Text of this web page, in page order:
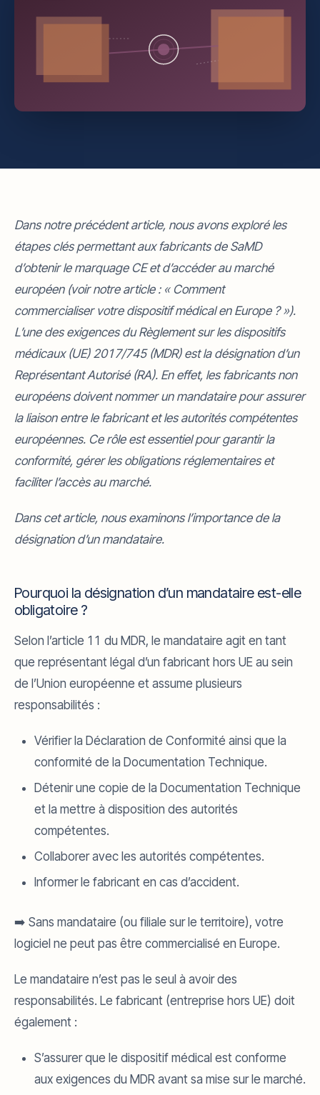
Dans notre précédent article, nous avons exploré les
étapes clés permettant aux fabricants de SaMD
d’obtenir le marquage CE et d’accéder au marché
européen (voir notre article : « Comment
commercialiser votre dispositif médical en Europe ? »).
L’une des exigences du Règlement sur les dispositifs
médicaux (UE) 2017/745 (MDR) est la désignation d’un
Représentant Autorisé (RA). En effet, les fabricants non
européens doivent nommer un mandataire pour assurer
la liaison entre le fabricant et les autorités compétentes
européennes. Ce rôle est essentiel pour garantir la
conformité, gérer les obligations réglementaires et
faciliter l’accès au marché.
Dans cet article, nous examinons l’importance de la
désignation d’un mandataire.
Pourquoi la désignation d’un mandataire est-elle
obligatoire ?
Selon l’article 11 du MDR, le mandataire agit en tant
que représentant légal d’un fabricant hors UE au sein
de l’Union européenne et assume plusieurs
responsabilités :
Vérifier la Déclaration de Conformité ainsi que la
conformité de la Documentation Technique.
Détenir une copie de la Documentation Technique
et la mettre à disposition des autorités
compétentes.
Collaborer avec les autorités compétentes.
Informer le fabricant en cas d’accident.
➡️ Sans mandataire (ou filiale sur le territoire), votre
logiciel ne peut pas être commercialisé en Europe.
Le mandataire n’est pas le seul à avoir des
responsabilités. Le fabricant (entreprise hors UE) doit
également :
S’assurer que le dispositif médical est conforme
aux exigences du MDR avant sa mise sur le marché.